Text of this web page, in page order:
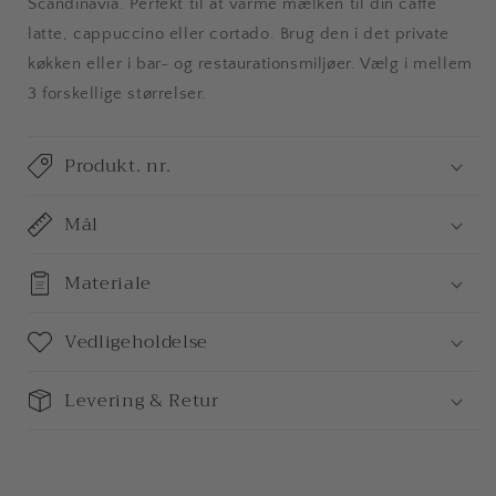
Scandinavia. Perfekt til at varme mælken til din caffe
latte, cappuccino eller cortado. Brug den i det private
køkken eller i bar- og restaurationsmiljøer. Vælg i mellem
3 forskellige størrelser.
Produkt. nr.
Mål
Materiale
Vedligeholdelse
Levering & Retur